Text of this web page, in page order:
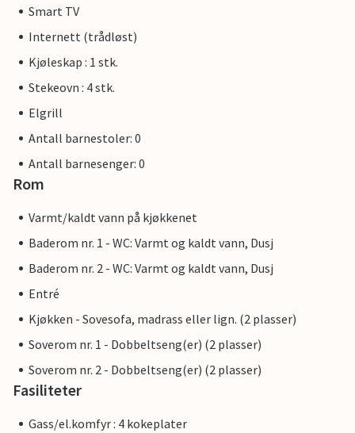
Smart TV
Internett (trådløst)
Kjøleskap : 1 stk.
Stekeovn : 4 stk.
Elgrill
Antall barnestoler: 0
Antall barnesenger: 0
Rom
Varmt/kaldt vann på kjøkkenet
Baderom nr. 1 - WC: Varmt og kaldt vann, Dusj
Baderom nr. 2 - WC: Varmt og kaldt vann, Dusj
Entré
Kjøkken - Sovesofa, madrass eller lign. (2 plasser)
Soverom nr. 1 - Dobbeltseng(er) (2 plasser)
Soverom nr. 2 - Dobbeltseng(er) (2 plasser)
Fasiliteter
Gass/el.komfyr : 4 kokeplater